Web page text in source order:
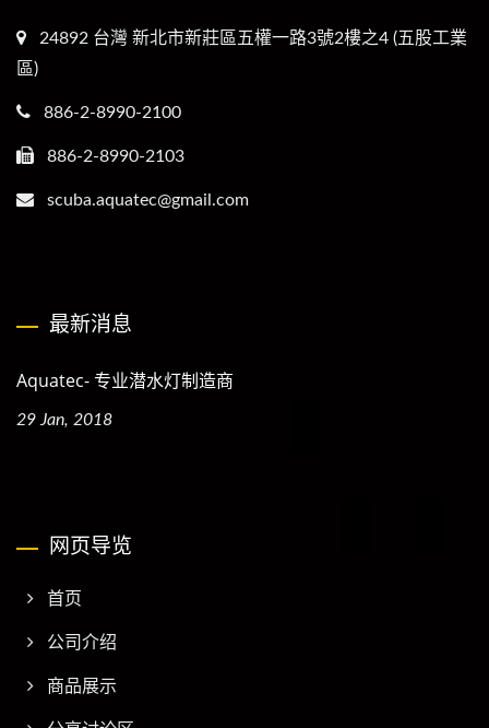
24892 台灣 新北市新莊區五權一路3號2樓之4 (五股工業
區)
886-2-8990-2100
886-2-8990-2103
scuba.aquatec@gmail.com
最新消息
Aquatec- 专业潜水灯制造商
29 Jan, 2018
网页导览
首页
公司介绍
商品展示